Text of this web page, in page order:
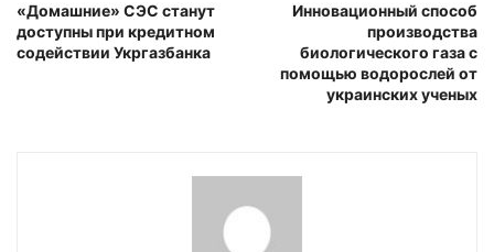
«Домашние» СЭС станут
доступны при кредитном
содействии Укргазбанка
Инновационный способ
производства
биологического газа с
помощью водорослей от
украинских ученых